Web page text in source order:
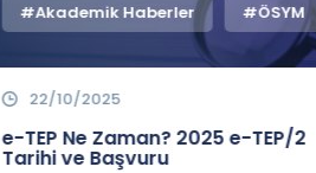
#Akademik Haberler #ÖSYM
22/10/2025
e-TEP Ne Zaman? 2025 e-TEP/2
Tarihi ve Başvuru